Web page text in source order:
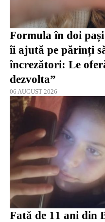
Formula în doi
îi ajută pe părinți
încrezători: Le
dezvolta”
06 AUGUST 2026
Fată de 11 ani din